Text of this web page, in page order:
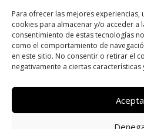
Para ofrecer las mejores
cookies para almacenar y/o acceder a
consentimiento de estas tecnologías
como el comportamiento de
en este sitio. No consentir o retirar el
negativamente a ciertas características